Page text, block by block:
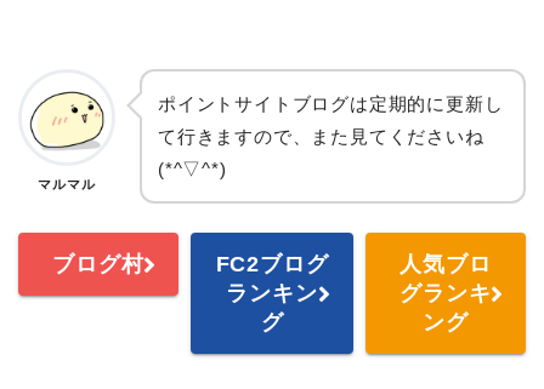
マルマル
ポイントサイトブログは定期的に更新し
て行きますので、また見てくださいね
(*^▽^*)
ブログ村
FC2ブログ
ランキン
グ
人気ブロ
グランキ
ング